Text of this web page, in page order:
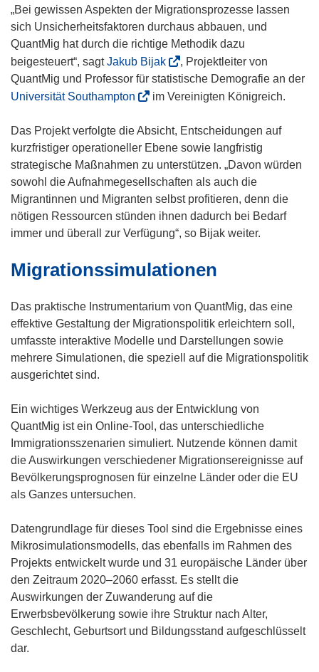
n
e
u
e
m
F
n
s
t
e
r
)
„Bei gewissen Aspekten der Migrationsprozesse lassen
sich Unsicherheitsfaktoren durchaus abbauen, und
QuantMig hat durch die richtige Methodik dazu
beigesteuert“, sagtJakub Bijak(
ö
f
n
e
t
i
n
n
e
e
e
, Projektleiter von
QuantMig und Professor für statistische Demografie an der
Universität Southampton
f
n
e
t
i
n
e
e
m
F
e
e
r
im Vereinigten Königreich.
Das Projekt verfolgte die Absicht, Entscheidungen auf
kurzfristiger operationeller Ebene sowie langfristig
strategische Maßnahmen zu unterstützen. „Davon würden
sowohl die Aufnahmegesellschaften als auch die
Migrantinnen und Migranten selbst profitieren, denn die
nötigen Ressourcen stünden ihnen dadurch bei Bedarf
immer und überall zur Verfügung“, so Bijak weiter.
Migrationssimulationen
Das praktische Instrumentarium von QuantMig, das eine
effektive Gestaltung der Migrationspolitik erleichtern soll,
umfasste interaktive Modelle und Darstellungen sowie
mehrere Simulationen, die speziell auf die Migrationspolitik
ausgerichtet sind.
Ein wichtiges Werkzeug aus der Entwicklung von
QuantMig ist ein Online-Tool, das unterschiedliche
Immigrationsszenarien simuliert. Nutzende können damit
die Auswirkungen verschiedener Migrationsereignisse auf
Bevölkerungsprognosen für einzelne Länder oder die EU
als Ganzes untersuchen.
Datengrundlage für dieses Tool sind die Ergebnisse eines
Mikrosimulationsmodells, das ebenfalls im Rahmen des
Projekts entwickelt wurde und 31 europäische Länder über
den Zeitraum 2020–2060 erfasst. Es stellt die
Auswirkungen der Zuwanderung auf die
Erwerbsbevölkerung sowie ihre Struktur nach Alter,
Geschlecht, Geburtsort und Bildungsstand aufgeschlüsselt
dar.